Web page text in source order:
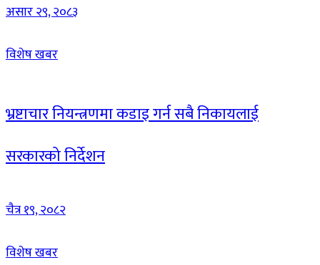
असार २९, २०८३
विशेष खबर
भ्रष्टाचार नियन्त्रणमा कडाइ गर्न सबै निकायलाई
सरकारको निर्देशन
चैत्र १९, २०८२
विशेष खबर